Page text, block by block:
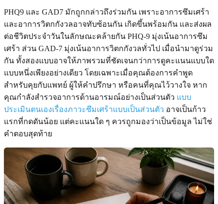
PHQ9 และ GAD7 มักถูกกล่าวถึงร่วมกัน เพราะอาการซึมเศร้า
และอาการวิตกกังวลอาจทับซ้อนกัน เกิดขึ้นพร้อมกัน และส่งผล
ต่อชีวิตประจำวันในลักษณะคล้ายกัน PHQ-9 มุ่งเน้นอาการซึม
เศร้า ส่วน GAD-7 มุ่งเน้นอาการวิตกกังวลทั่วไป เมื่อนำมาดูร่วม
กัน ทั้งสองแบบอาจให้ภาพรวมที่ชัดเจนกว่าการดูคะแนนแบบใด
แบบหนึ่งเพียงอย่างเดียว โดยเฉพาะเมื่อคุณต้องการคำพูด
สำหรับคุยกับแพทย์ ผู้ให้คำปรึกษา หรือคนที่คุณไว้วางใจ หาก
คุณกำลังสำรวจอาการด้านอารมณ์อย่างเป็นส่วนตัว แบบ
ประเมินตนเองเรื่องภาวะซึมเศร้าแบบเป็นส่วนตัว อาจเป็นก้าว
แรกที่กดดันน้อย แต่คะแนนใด ๆ ควรถูกมองว่าเป็นข้อมูล ไม่ใช่
คำตอบสุดท้าย